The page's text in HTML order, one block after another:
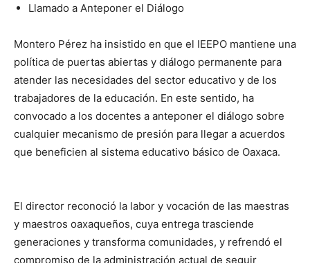
Llamado a Anteponer el Diálogo
Montero Pérez ha insistido en que el IEEPO mantiene una
política de puertas abiertas y diálogo permanente para
atender las necesidades del sector educativo y de los
trabajadores de la educación. En este sentido, ha
convocado a los docentes a anteponer el diálogo sobre
cualquier mecanismo de presión para llegar a acuerdos
que beneficien al sistema educativo básico de Oaxaca.
El director reconoció la labor y vocación de las maestras
y maestros oaxaqueños, cuya entrega trasciende
generaciones y transforma comunidades, y refrendó el
compromiso de la administración actual de seguir